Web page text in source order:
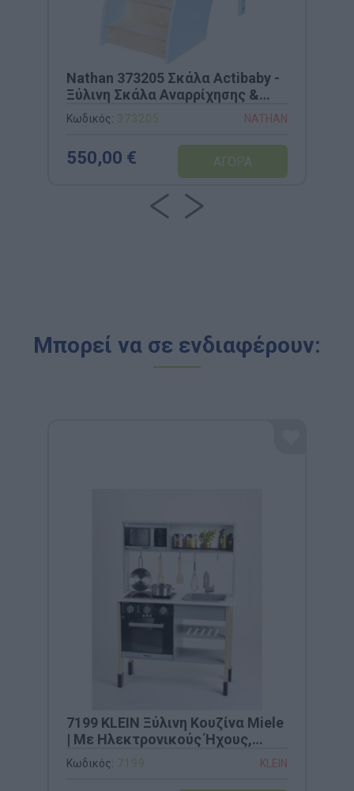
Nathan 373205 Σκάλα Actibaby -
Ξύλινη Σκάλα Αναρρίχησης &
Ισορροπίας
Κωδικός: 373205 NATHAN
550,00 €
Μπορεί να σε ενδιαφέρουν:
7199 KLEIN Ξύλινη Κουζίνα Miele
| Με Ηλεκτρονικούς Ήχους,
Φούρνο Μικροκυμάτων &
Μεταλλικά Αξεσουάρ
Κωδικός: 7199 KLEIN